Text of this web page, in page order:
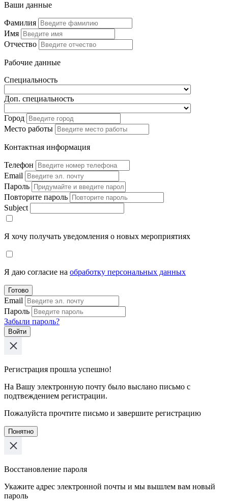
Ваши данные
Фамилия
Имя
Отчество
Рабочие данные
Специальность
Доп. специальность
Город
Место работы
Контактная информация
Телефон
Email
Пароль
Повторите пароль
Subject
Я хочу получать уведомления о новых мероприятиях
Я даю согласие на обработку персональных данных
Готово
Email
Пароль
Забыли пароль?
Войти
Регистрация прошла успешно!
На Вашу электронную почту было выслано письмо с
подтвеждением регистрации.
Пожалуйста прочтите письмо и завершите регистрацию
Понятно
Восстановление пароля
Укажите адрес электронной почты и мы вышлем вам новый
пароль